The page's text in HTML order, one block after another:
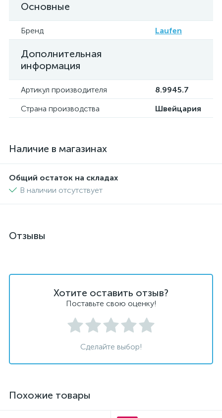
Основные
Бренд Laufen
Дополнительная
информация
Артикул производителя
8.9945.7
Страна производства
Швейцария
Наличие в магазинах
Общий остаток на складах
В наличии отсутствует
Отзывы
Хотите оставить отзыв?
Поставьте свою оценку!
Сделайте выбор!
Похожие товары